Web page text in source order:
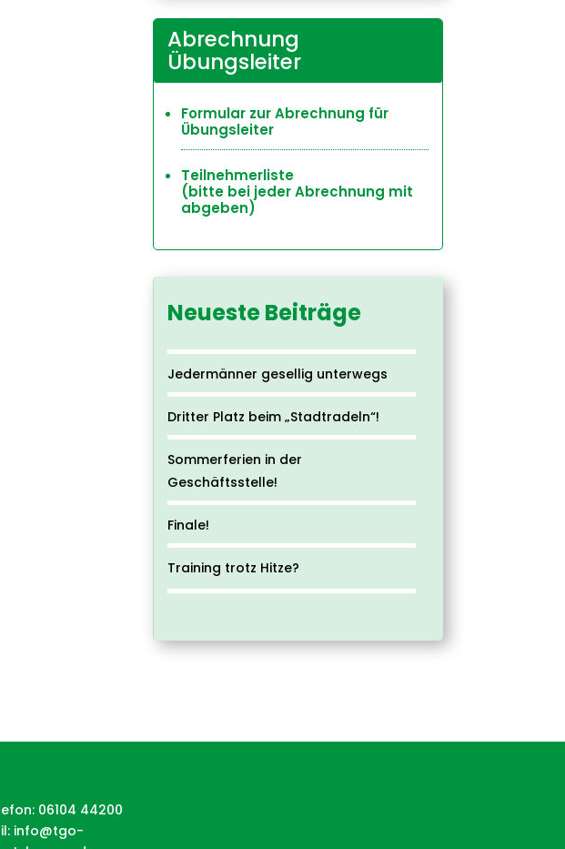
Abrechnung
Übungsleiter
Formular zur Abrechnung für
Übungsleiter
Teilnehmerliste
(bitte bei jeder Abrechnung mit
abgeben)
Neueste Beiträge
Jedermänner gesellig unterwegs
Dritter Platz beim „Stadtradeln“!
Sommerferien in der
Geschäftsstelle!
Finale!
Training trotz Hitze?
06104 44200
info@tgo-